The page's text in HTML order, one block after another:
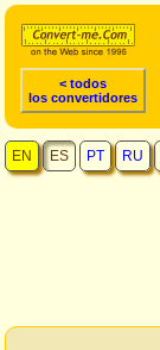
< todos
los convertidores
EN ES PT RU